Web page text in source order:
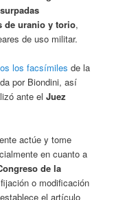
de uranio y torio,
de uso militar.
los facsímiles de la
por Biondini, así
ante elJuez
actúe y tome
en cuanto a
de la
o modificación
el artículo